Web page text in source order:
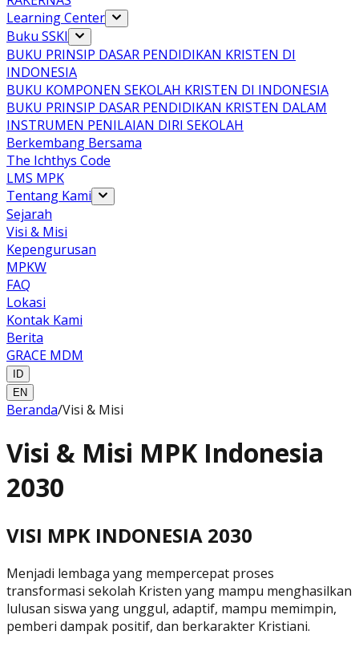
Learning Center
Buku SSKI
BUKU PRINSIP DASAR PENDIDIKAN KRISTEN DI
INDONESIA
BUKU KOMPONEN SEKOLAH KRISTEN DI INDONESIA
BUKU PRINSIP DASAR PENDIDIKAN KRISTEN DALAM
INSTRUMEN PENILAIAN DIRI SEKOLAH
Berkembang Bersama
The Ichthys Code
LMS MPK
Tentang Kami
Sejarah
Visi & Misi
Kepengurusan
MPKW
FAQ
Lokasi
Kontak Kami
Berita
GRACE MDM
ID
EN
Beranda/Visi & Misi
Visi & Misi MPK Indonesia
2030
VISI MPK INDONESIA 2030
Menjadi lembaga yang mempercepat proses
transformasi sekolah Kristen yang mampu menghasilkan
lulusan siswa yang unggul, adaptif, mampu memimpin,
pemberi dampak positif, dan berkarakter Kristiani.